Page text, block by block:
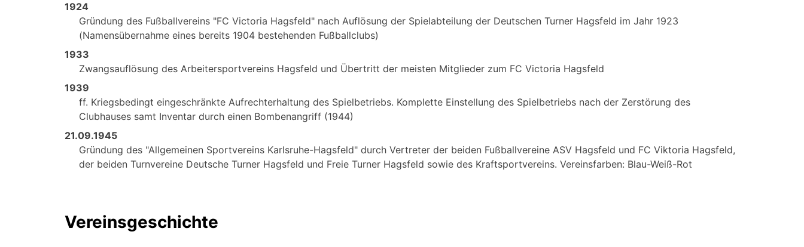
1924
Gründung des Fußballvereins "FC Victoria Hagsfeld" nach Auflösung der Spielabteilung der Deutschen Turner Hagsfeld im Jahr 1923
(Namensübernahme eines bereits 1904 bestehenden Fußballclubs)
1933
Zwangsauflösung des Arbeitersportvereins Hagsfeld und Übertritt der meisten Mitglieder zum FC Victoria Hagsfeld
1939
ff. Kriegsbedingt eingeschränkte Aufrechterhaltung des Spielbetriebs. Komplette Einstellung des Spielbetriebs nach der Zerstörung des
Clubhauses samt Inventar durch einen Bombenangriff (1944)
21.09.1945
Gründung des "Allgemeinen Sportvereins Karlsruhe-Hagsfeld" durch Vertreter der beiden Fußballvereine ASV Hagsfeld und FC Viktoria Hagsfeld,
der beiden Turnvereine Deutsche Turner Hagsfeld und Freie Turner Hagsfeld sowie des Kraftsportvereins. Vereinsfarben: Blau-Weiß-Rot
Vereinsgeschichte